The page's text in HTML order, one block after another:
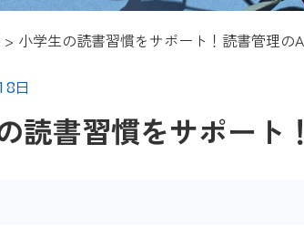
小学生の読書習慣をサポート！読書管理
日
読書習慣をサポート